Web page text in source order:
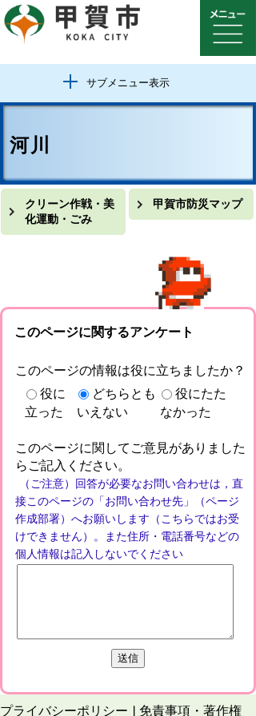
サブメニュー表示
河川
クリーン作戦・美
化運動・ごみ
甲賀市防災マップ
このページに関するアンケート
このページの情報は役に立ちましたか？
役に
立った
どちらとも
いえない
役にたた
なかった
このページに関してご意見がありました
らご記入ください。
（ご注意）回答が必要なお問い合わせは，直
接このページの「お問い合わせ先」（ページ
作成部署）へお願いします（こちらではお受
けできません）。また住所・電話番号などの
個人情報は記入しないでください
プライバシーポリシー 免責事項・著作権